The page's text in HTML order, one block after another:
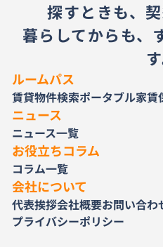
探すときも、
暮らしてからも、
す
ルームパス
賃貸物件検索ポータブル家賃
ニュース
ニュース一覧
お役立ちコラム
コラム一覧
会社について
代表挨拶会社概要お問い合わ
プライバシーポリシー